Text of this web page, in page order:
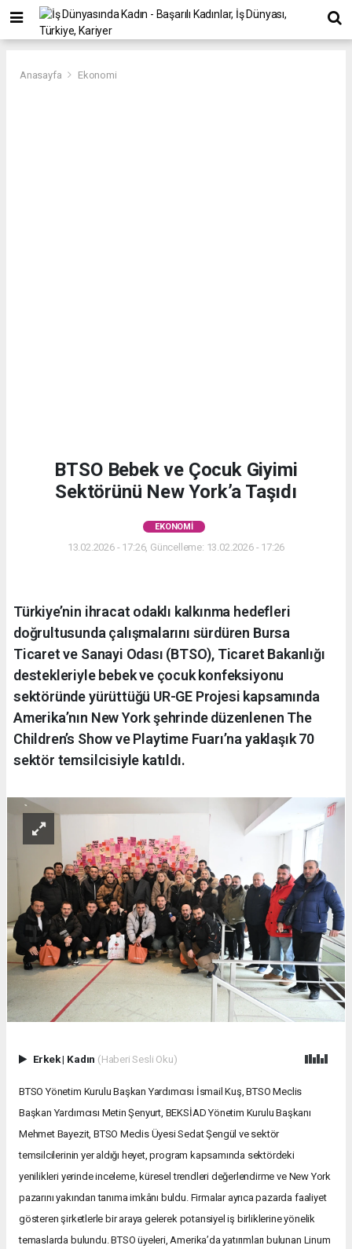
Anasayfa Ekonomi
BTSO Bebek ve Çocuk Giyimi
Sektörünü New York’a Taşıdı
EKONOMI
13.02.2026 - 17:26, Güncelleme: 13.02.2026 - 17:26
Türkiye’nin ihracat odaklı kalkınma hedefleri
doğrultusunda çalışmalarını sürdüren Bursa
Ticaret ve Sanayi Odası (BTSO), Ticaret Bakanlığı
destekleriyle bebek ve çocuk konfeksiyonu
sektöründe yürüttüğü UR-GE Projesi kapsamında
Amerika’nın New York şehrinde düzenlenen The
Children’s Show ve Playtime Fuarı’na yaklaşık 70
sektör temsilcisiyle katıldı.
Erkek| Kadın (Haberi Sesli Oku)
BTSO Yönetim Kurulu Başkan Yardımcısı İsmail Kuş, BTSO Meclis
Başkan Yardımcısı Metin Şenyurt, BEKSİAD Yönetim Kurulu Başkanı
Mehmet Bayezit, BTSO Meclis Üyesi Sedat Şengül ve sektör
temsilcilerinin yer aldığı heyet, program kapsamında sektördeki
yenilikleri yerinde inceleme, küresel trendleri değerlendirme ve New York
pazarını yakından tanıma imkânı buldu. Firmalar ayrıca pazarda faaliyet
gösteren şirketlerle bir araya gelerek potansiyel iş birliklerine yönelik
temaslarda bulundu. BTSO üyeleri, Amerika’da yatırımları bulunan Linum